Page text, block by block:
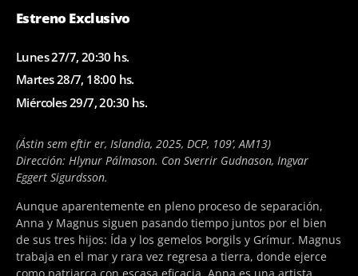
Estreno Exclusivo
Lunes 27/7, 20:30 hs.
Martes 28/7, 18:00 hs.
Miércoles 29/7, 20:30 hs.
(Ástin sem eftir er, Islandia, 2025, DCP, 109’, AM13)
Dirección: Hlynur Pálmason. Con Sverrir Gudnason, Ingvar
Eggert Sigurdsson.
Aunque aparentemente en pleno proceso de separación,
Anna y Magnus siguen pasando tiempo juntos por el bien
de sus tres hijos: Ída y los gemelos Þorgils y Grímur. Magnus
trabaja en el mar y rara vez regresa a tierra, donde ejerce
como patriarca con escasa eficacia. Anna es una artista